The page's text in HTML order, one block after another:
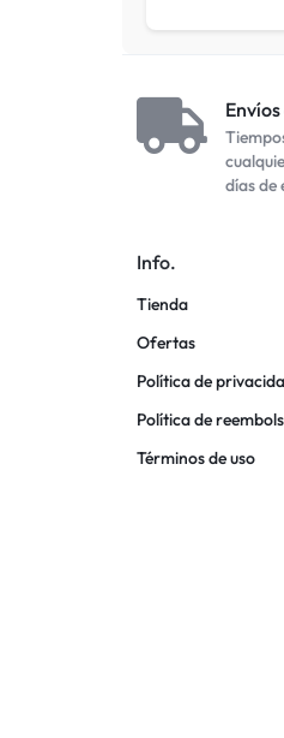
días de
Info.
Tienda
Ofertas
Política de
Política de
Términos de uso